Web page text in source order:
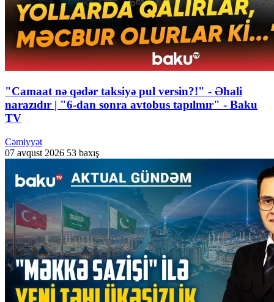
"Camaat nə qədər taksiyə pul versin?!" - Əhali
narazıdır | "6-dan sonra avtobus tapılmır" - Baku
TV
Cəmiyyət
07 avqust 2026 53 baxış